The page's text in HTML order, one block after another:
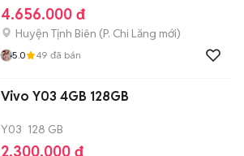
4.656.000 đ
Huyện Tịnh Biên (P. Chi Lăng mới)
5.0 49 đã bán
Vivo Y03 4GB 128GB
Y03 128 GB
2.300.000 đ